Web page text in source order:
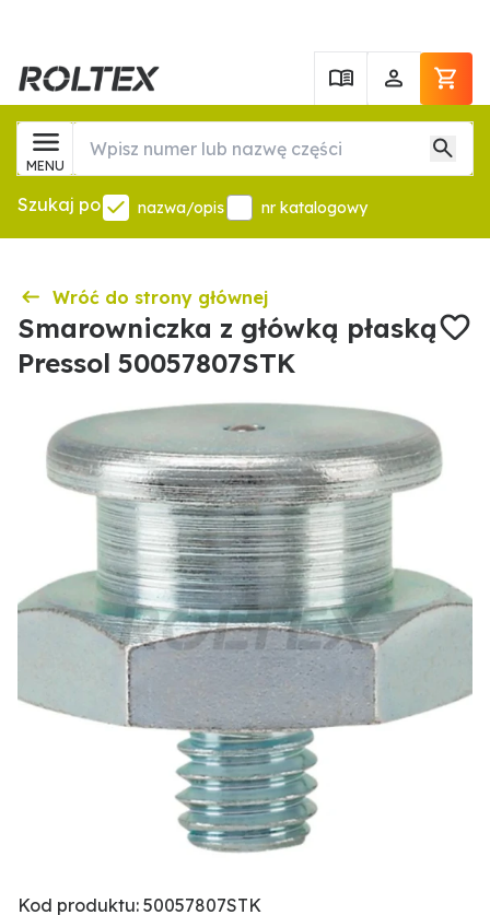
MENU
Szukaj po nazwa/opis nr katalogowy
Wróć do strony głównej
Smarowniczka z główką płaską
Pressol 50057807STK
Kod produktu: 50057807STK